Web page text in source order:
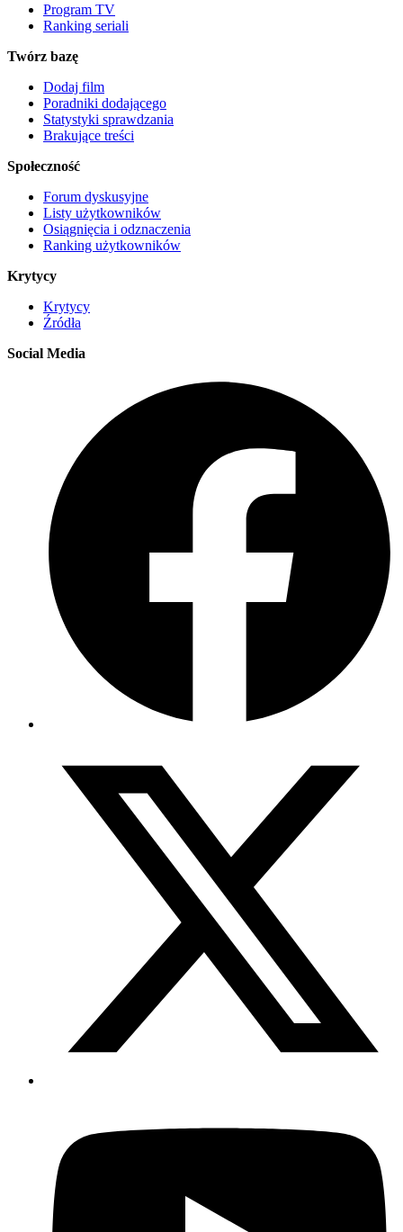
Program TV
Ranking seriali
Twórz bazę
Dodaj film
Poradniki dodającego
Statystyki sprawdzania
Brakujące treści
Społeczność
Forum dyskusyjne
Listy użytkowników
Osiągnięcia i odznaczenia
Ranking użytkowników
Krytycy
Krytycy
Źródła
Social Media